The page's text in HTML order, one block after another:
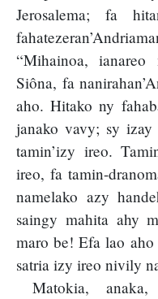
Jerosalema; fa
“Mihainoa, ianareo
Siôna, fa
aho. Hitako ny
janako vavy; sy izay
tamin’izy ireo.
ireo, fa tamin-
namelako azy
saingy mahita ahy
maro be! Efa lao aho
satria izy ireo nivily
Matokia,